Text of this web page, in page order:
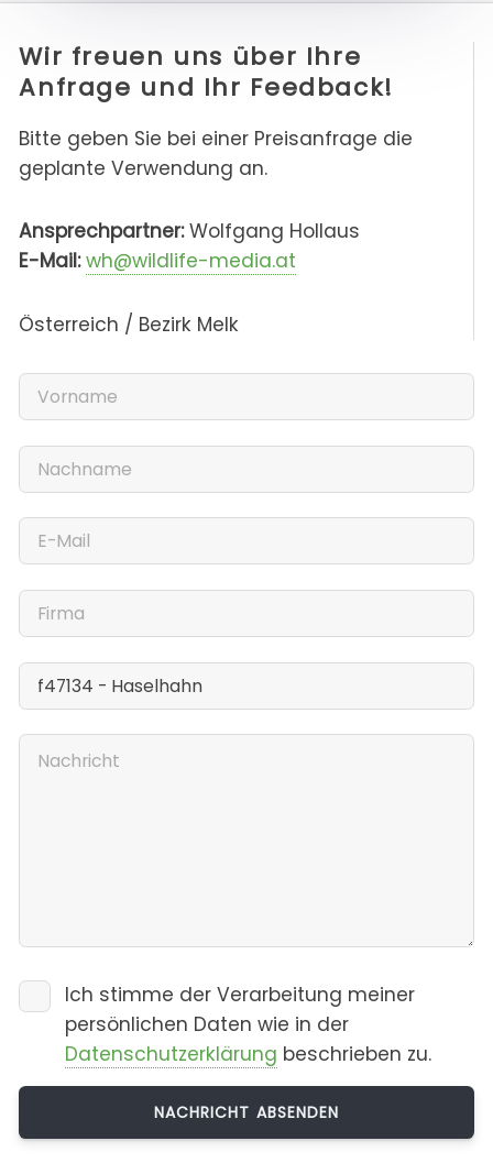
Wir freuen uns über Ihre
Anfrage und Ihr Feedback!
Bitte geben Sie bei einer Preisanfrage die
geplante Verwendung an.
Ansprechpartner:Wolfgang Hollaus
E-Mail: wh@wildlife-media.at
Österreich / Bezirk Melk
Ich stimme der Verarbeitung meiner
persönlichen Daten wie in der
Datenschutzerklärung beschrieben zu.